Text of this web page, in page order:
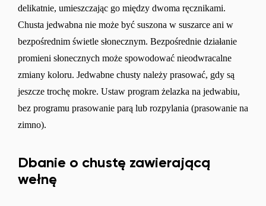
delikatnie, umieszczając go między dwoma ręcznikami.
Chusta jedwabna nie może być suszona w suszarce ani w
bezpośrednim świetle słonecznym. Bezpośrednie działanie
promieni słonecznych może spowodować nieodwracalne
zmiany koloru. Jedwabne chusty należy prasować, gdy są
jeszcze trochę mokre. Ustaw program żelazka na jedwabiu,
bez programu prasowanie parą lub rozpylania (prasowanie na
zimno).
Dbanie o chustę zawierającą
wełnę